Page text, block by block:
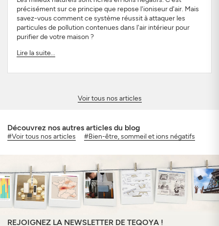
précisément sur ce principe que repose l'ioniseur d'air. Mais
savez-vous comment ce système réussit à attaquer les
particules de pollution contenues dans l'air intérieur pour
purifier de votre maison ?
Lire la suite...
Voir tous nos articles
Découvrez nos autres articles du blog
#Voir tous nos articles #Bien-être, sommeil et ions négatifs
REJOIGNEZ LA NEWSLETTER DE TEQOYA !